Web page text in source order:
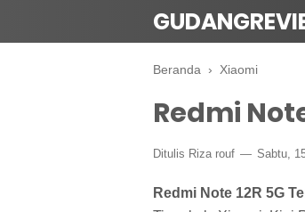
Beranda › Xiaomi
Redmi
Ditulis Riza rouf Sabtu,
Redmi Note 12R 5G